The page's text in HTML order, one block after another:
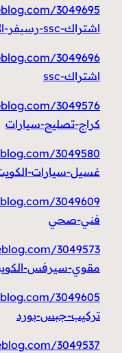
اشتراك-ssc-رسيفر-الامارات
اشتراك-ssc
كراج-تصليح-سيارات
غسيل-سيارات-الكويت
فني-صحي
مقوي-سيرفس-الكويت
تركيب-جبس-بورد